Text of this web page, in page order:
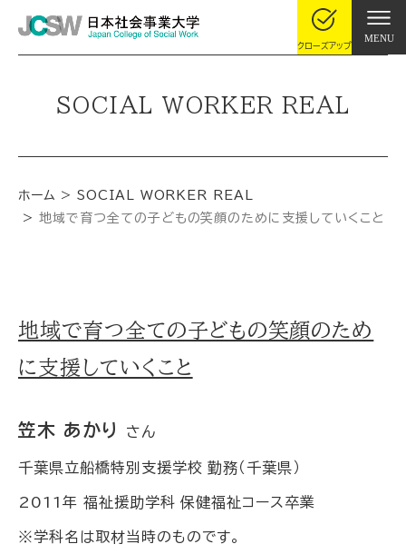
クローズアップ
MENU
SOCIAL WORKER REAL
ホーム
SOCIAL WORKER REAL
地域で育つ全ての子どもの笑顔のために支援していくこと
地域で育つ全ての子どもの笑顔のため
に支援していくこと
笠木 あかり さん
千葉県立船橋特別支援学校 勤務（千葉県）
2011年 福祉援助学科 保健福祉コース卒業
※学科名は取材当時のものです。